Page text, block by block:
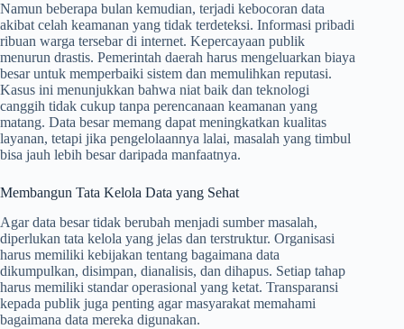
Namun beberapa bulan kemudian, terjadi kebocoran data
akibat celah keamanan yang tidak terdeteksi. Informasi pribadi
ribuan warga tersebar di internet. Kepercayaan publik
menurun drastis. Pemerintah daerah harus mengeluarkan biaya
besar untuk memperbaiki sistem dan memulihkan reputasi.
Kasus ini menunjukkan bahwa niat baik dan teknologi
canggih tidak cukup tanpa perencanaan keamanan yang
matang. Data besar memang dapat meningkatkan kualitas
layanan, tetapi jika pengelolaannya lalai, masalah yang timbul
bisa jauh lebih besar daripada manfaatnya.
Membangun Tata Kelola Data yang Sehat
Agar data besar tidak berubah menjadi sumber masalah,
diperlukan tata kelola yang jelas dan terstruktur. Organisasi
harus memiliki kebijakan tentang bagaimana data
dikumpulkan, disimpan, dianalisis, dan dihapus. Setiap tahap
harus memiliki standar operasional yang ketat. Transparansi
kepada publik juga penting agar masyarakat memahami
bagaimana data mereka digunakan.